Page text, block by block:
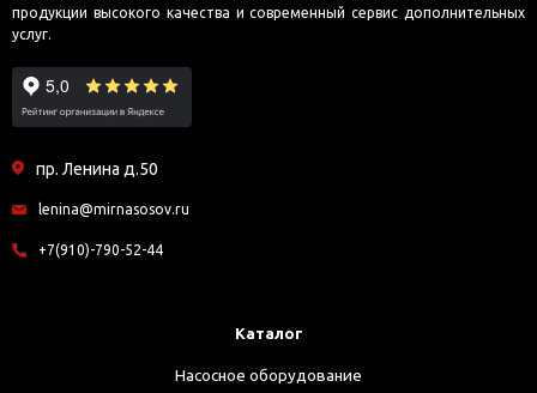
продукции высокого качества и современный сервис дополнительных
услуг.
пр. Ленина д.50
lenina@mirnasosov.ru
+7(910)-790-52-44
Каталог
Насосное оборудование